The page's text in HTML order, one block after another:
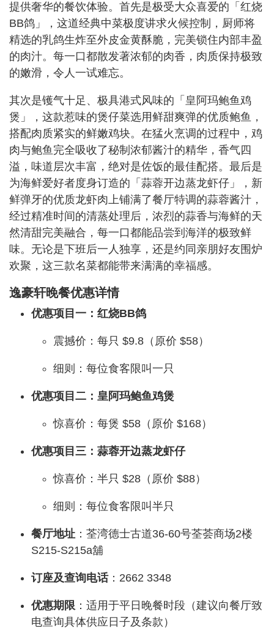
提供奢华的餐饮体验。首先是极受大众喜爱的「红烧
BB鸽」，这道经典中菜极度讲求火候控制，厨师将
精选的乳鸽生炸至外皮金黄酥脆，完美锁住内部丰盈
的肉汁。每一口都散发著浓郁的肉香，肉质保持极致
的嫩滑，令人一试难忘。
其次是镬气十足、极具港式风味的「皇阿玛鲍鱼鸡
煲」，这款惹味的煲仔菜选用鲜甜爽弹的优质鲍鱼，
搭配肉质紧实的鲜嫩鸡块。在猛火烹调的过程中，鸡
肉与鲍鱼完全吸收了秘制浓郁酱汁的精华，香气四
溢，味道层次丰富，绝对是佐饭的最佳配搭。最后是
为海鲜爱好者度身订造的「蒜蓉开边蒸龙虾仔」，新
鲜弹牙的优质龙虾肉上铺满了餐厅特调的蒜蓉酱汁，
经过精准时间的清蒸处理后，浓烈的蒜香与海鲜的天
然清甜完美融合，每一口都能品尝到海洋的极致鲜
味。无论是下班后一人独享，还是约同亲朋好友围炉
欢聚，这三款名菜都能带来满满的幸福感。
逸豪轩晚餐优惠详情
优惠项目一：红烧BB鸽
震撼价：每只 $9.8（原价 $58）
细则：每位食客限叫一只
优惠项目二：皇阿玛鲍鱼鸡煲
惊喜价：每煲 $58（原价 $168）
优惠项目三：蒜蓉开边蒸龙虾仔
惊喜价：半只 $28（原价 $88）
细则：每位食客限叫半只
餐厅地址 ：荃湾德士古道36-60号荃荟商场2楼
S215-S215a舖
订座及查询电话：2662 3348
优惠期限 ：适用于平日晚餐时段（建议向餐厅致
电查询具体供应日子及条款）